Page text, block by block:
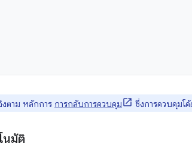
ตาม หลักการ การกลับการควบคุม ซึ่งการควบคุมโ
นมัติ